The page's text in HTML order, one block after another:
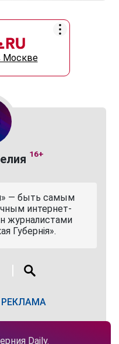
Москве
16+
— быть самым
интернет-
журналистами
Губернiя».
РЕКЛАМА
Daily.